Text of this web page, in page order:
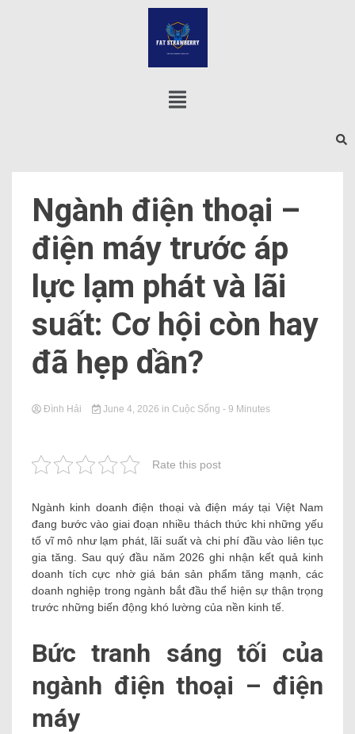
Ngành điện thoại –
điện máy trước áp
lực lạm phát và lãi
suất: Cơ hội còn hay
đã hẹp dần?
Đình Hải June 4, 2026 in Cuộc Sống - 9 Minutes
Rate this post
Ngành kinh doanh điện thoại và điện máy tại Việt Nam
đang bước vào giai đoạn nhiều thách thức khi những yếu
tố vĩ mô như lạm phát, lãi suất và chi phí đầu vào liên tục
gia tăng. Sau quý đầu năm 2026 ghi nhận kết quả kinh
doanh tích cực nhờ giá bán sản phẩm tăng mạnh, các
doanh nghiệp trong ngành bắt đầu thể hiện sự thận trọng
trước những biến động khó lường của nền kinh tế.
Bức tranh sáng tối của
ngành điện thoại – điện
máy